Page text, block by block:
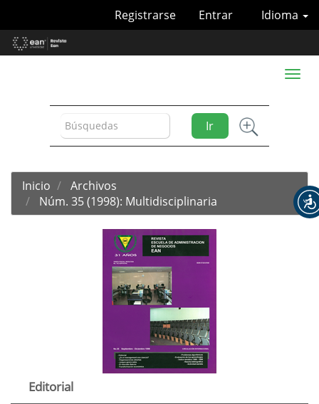
Contenido
principal
Idioma
Registrarse Entrar
Ir
Toggle
Inicio
Archivos
Núm. 35 (1998): Multidisciplinaria
Editorial